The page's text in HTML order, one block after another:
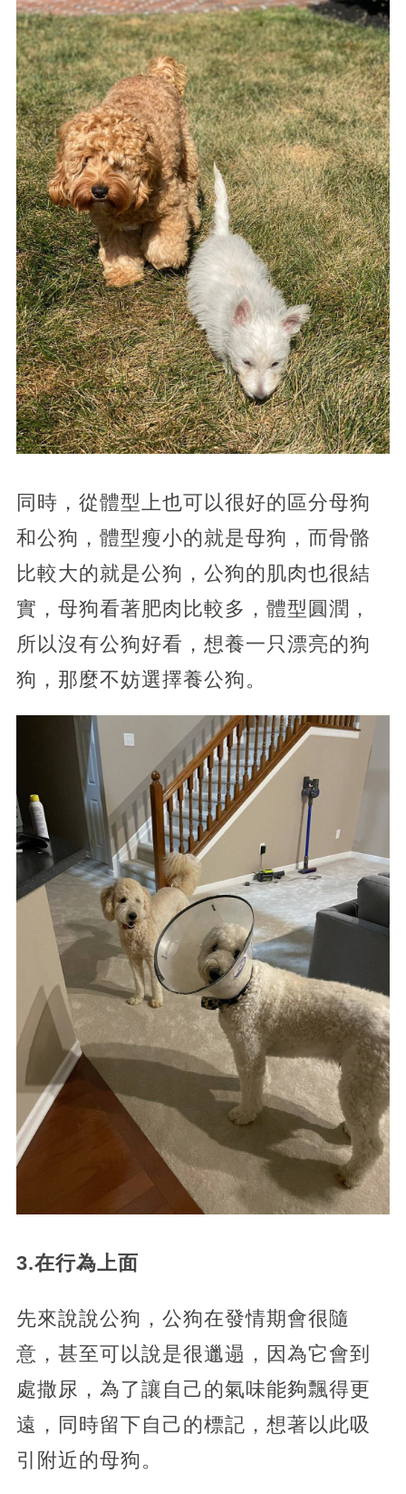
同時，從體型上也可以很好的區分母狗
和公狗，體型瘦小的就是母狗，而骨骼
比較大的就是公狗，公狗的肌肉也很結
實，母狗看著肥肉比較多，體型圓潤，
所以沒有公狗好看，想養一只漂亮的狗
狗，那麼不妨選擇養公狗。
3.在行為上面
先來說說公狗，公狗在發情期會很隨
意，甚至可以說是很邋遢，因為它會到
處撒尿，為了讓自己的氣味能夠飄得更
遠，同時留下自己的標記，想著以此吸
引附近的母狗。